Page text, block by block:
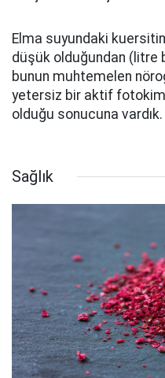
Elma suyundaki
düşük olduğundan (litre
bunun muhtemelen
yetersiz bir aktif
olduğu sonucuna vardık.
Sağlık